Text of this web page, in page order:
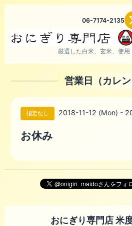
06-7174-2135
厳選した白米、玄米、使用
営業日（カレン
指定なし 2018-11-12 (Mon) -
お休み
おにぎり専門店 米